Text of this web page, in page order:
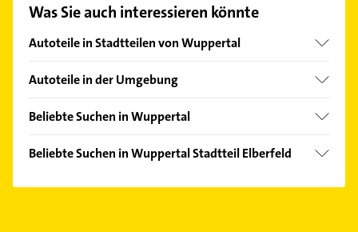
finden Sie alleKontaktdaten.
Was Sie auch interessieren könnte
Autoteile in Stadtteilen von Wuppertal
Barmen
Langerfeld
Autoteile in der Umgebung
Wülfrath
Solingen
Beliebte Suchen in Wuppertal
Bestatter
Steuerberater
Beliebte Suchen in Wuppertal Stadtteil Elberfeld